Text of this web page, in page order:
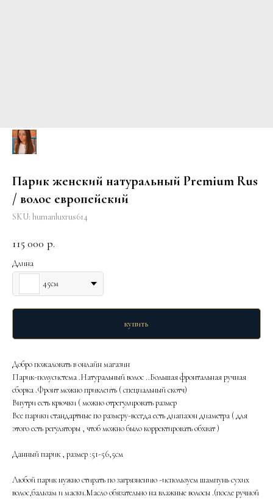
Парик женский натуральный Premium Rus
/ волос европейский
SKU: humanluxrus614
115 000 р.
Длина
45см
купить
Добро пожаловать в онлайн магазин
Парик-полусистема .Натуральный волос ..Большая фронтальная ручная
сборка .Фронт можно приклеить ( специальный скотч)
Внутри есть крючки ( можно отрегулировать размер
Все парики стандартные по размеру-всегда есть диапазон диаметра ( для
этого есть регуляторы , чтоб можно было корректировать обхват )
Данный парик , размер :51-56,5см
Любой парик нужно стирать по загрязнению -используем шампунь сухих
волос,бальзам и маски.Масло обязательно на влажные волосы .(после ручной